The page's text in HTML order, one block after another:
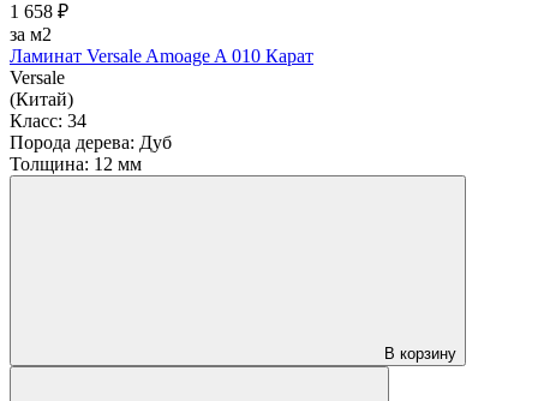
1 658 ₽
за м2
Ламинат Versale Amoage A 010 Карат
Versale
(Китай)
Класс: 34
Порода дерева: Дуб
Толщина: 12 мм
В корзину